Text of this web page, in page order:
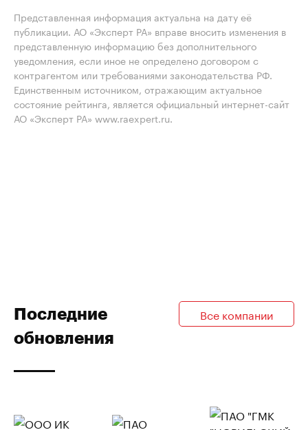
Представленная информация актуальна на дату её
публикации. АО «Эксперт РА» вправе вносить изменения в
представленную информацию без дополнительного
уведомления, если иное не определено договором с
контрагентом или требованиями законодательства РФ.
Единственным источником, отражающим актуальное
состояние рейтинга, является официальный интернет-сайт
АО «Эксперт РА» www.raexpert.ru.
Последние
обновления
Все компании